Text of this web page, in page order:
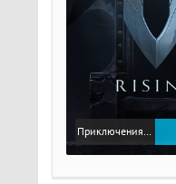
Приключения / Экшен